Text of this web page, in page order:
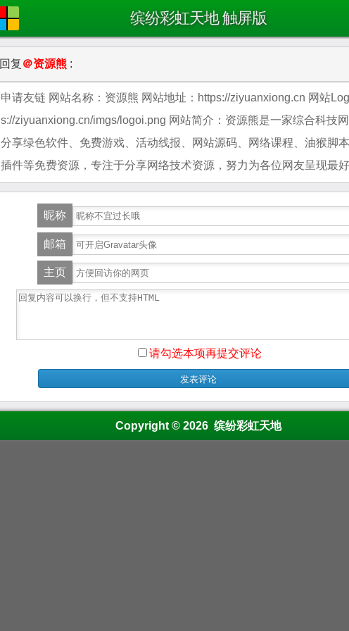
缤纷彩虹天地 触屏版
回复 ＠资源熊 :
申请友链 网站名称：资源熊 网站地址：https://ziyuanxiong.cn 网站
s://ziyuanxiong.cn/imgs/logoi.png 网站简介：资源熊是一家综合科技
分享绿色软件、免费游戏、活动线报、网站源码、网络课程、油猴脚
插件等免费资源，专注于分享网络技术资源，努力为各位网友呈现最好
昵称
邮箱
主页
请勾选本项再提交评论
Copyright © 2026 缤纷彩虹天地